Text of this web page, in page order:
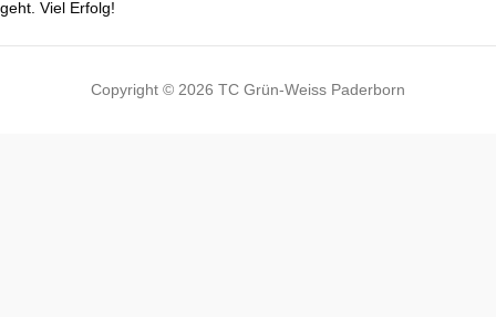
geht. Viel Erfolg!
Copyright © 2026 TC Grün-Weiss Paderborn